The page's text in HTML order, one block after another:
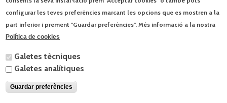
Blog El món a l’aula.
Els ets i uts de la visita papal
Jocs d’estiu 3/6/2026
configurar les teves preferències marcant les opcions que es mostren a la
part inferior i prement "Guardar preferències". Més informació a la nostra
Política de cookies
Galetes tècniques
Galetes analítiques
Guardar preferències